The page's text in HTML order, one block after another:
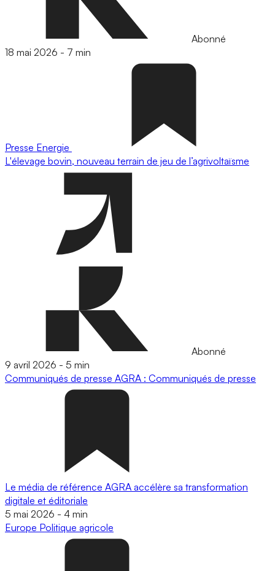
Abonné
18 mai 2026 - 7 min
Presse Energie
L'élevage bovin, nouveau terrain de jeu de l’agrivoltaïsme
Abonné
9 avril 2026 - 5 min
Communiqués de presse AGRA : Communiqués de presse
Le média de référence AGRA accélère sa transformation
digitale et éditoriale
5 mai 2026 - 4 min
Europe Politique agricole